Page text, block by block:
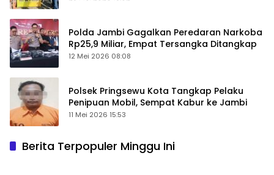
Polda Jambi Gagalkan Peredaran Narkoba
Rp25,9 Miliar, Empat Tersangka Ditangkap
12 Mei 2026 08:08
Polsek Pringsewu Kota Tangkap Pelaku
Penipuan Mobil, Sempat Kabur ke Jambi
11 Mei 2026 15:53
Berita Terpopuler Minggu Ini